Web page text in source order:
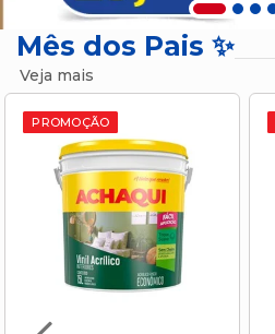
Mês dos Pais ✨
Veja mais
PROMOÇÃO